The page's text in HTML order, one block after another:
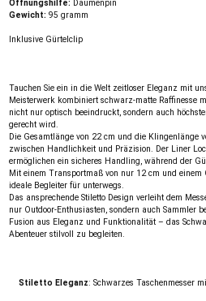
Öffnungshilfe: Daumenpin
Gewicht: 95 gramm
Inklusive Gürtelclip
Tauchen Sie ein in die Welt zeitloser Eleganz mit
Meisterwerk kombiniert schwarz-matte Raffinesse
nicht nur optisch beeindruckt, sondern auch
gerecht wird.
Die Gesamtlänge von 22 cm und die Klingenlänge
zwischen Handlichkeit und Präzision. Der Liner
ermöglichen ein sicheres Handling, während der
Mit einem Transportmaß von nur 12 cm und
ideale Begleiter für unterwegs.
Das ansprechende Stiletto Design verleiht dem
nur Outdoor-Enthusiasten, sondern auch Sammler
Fusion aus Eleganz und Funktionalität – das
Abenteuer stilvoll zu begleiten.
Stiletto Eleganz: Schwarzes Taschenmesser